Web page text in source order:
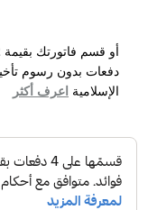
وكولونيا تجسد أناقة
أو قسم فاتورتك بقيمة
دفعات بدون رسوم
الإسلامية اعرف أكثر